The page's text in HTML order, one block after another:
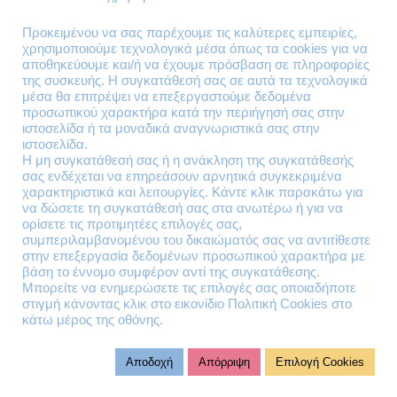
Τηλέφωνα Επικοινωνίας
210 41 13 636
210 41 13 280
Διεύθυνση
Θηβών 220
Άγιος Ιωάννης
Ρέντης
Τ.Κ. 182 33
Email
contact@lazarakis.gr
Προκειμένου να σας παρέχουμε τις καλύτερες εμπειρίες,
χρησιμοποιούμε τεχνολογικά μέσα όπως τα cookies για να
αποθηκεύουμε και/ή να έχουμε πρόσβαση σε πληροφορίες
της συσκευής. Η συγκατάθεσή σας σε αυτά τα τεχνολογικά
μέσα θα επιτρέψει να επεξεργαστούμε δεδομένα
προσωπικού χαρακτήρα κατά την περιήγησή σας στην
ιστοσελίδα ή τα μοναδικά αναγνωριστικά σας στην
ιστοσελίδα.
Η μη συγκατάθεσή σας ή η ανάκληση της συγκατάθεσής
σας ενδέχεται να επηρεάσουν αρνητικά συγκεκριμένα
χαρακτηριστικά και λειτουργίες. Κάντε κλικ παρακάτω για
να δώσετε τη συγκατάθεσή σας στα ανωτέρω ή για να
ορίσετε τις προτιμητέες επιλογές σας,
συμπεριλαμβανομένου του δικαιώματός σας να αντιτίθεστε
στην επεξεργασία δεδομένων προσωπικού χαρακτήρα με
βάση το έννομο συμφέρον αντί της συγκατάθεσης.
Μπορείτε να ενημερώσετε τις επιλογές σας οποιαδήποτε
στιγμή κάνοντας κλικ στο εικονίδιο Πολιτική Cookies στο
κάτω μέρος της οθόνης.
Αποδοχή Απόρριψη Επιλογή Cookies